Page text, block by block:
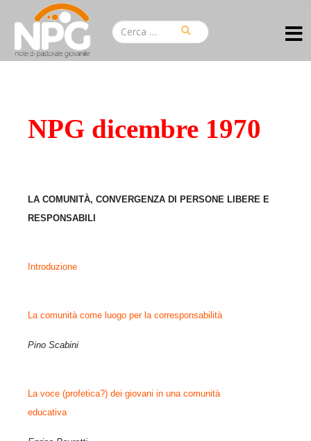
NPG dicembre 1970
LA COMUNITÀ, CONVERGENZA DI PERSONE LIBERE E
RESPONSABILI
Introduzione
La comunità come luogo per la corresponsabilità
Pino Scabini
La voce (profetica?) dei giovani in una comunità
educativa